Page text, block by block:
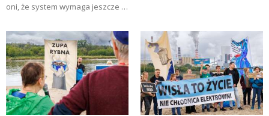
oni, że system wymaga jeszcze …